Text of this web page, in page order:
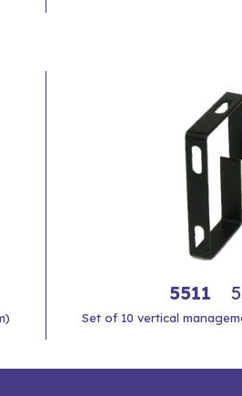
5511
Set of 10 vertical